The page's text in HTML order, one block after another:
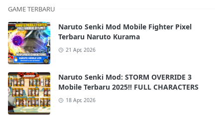
GAME TERBARU
Naruto Senki Mod Mobile Fighter Pixel
Terbaru Naruto Kurama
21 Apr, 2026
Naruto Senki Mod: STORM OVERRIDE 3
Mobile Terbaru 2025!! FULL CHARACTERS
18 Apr, 2026